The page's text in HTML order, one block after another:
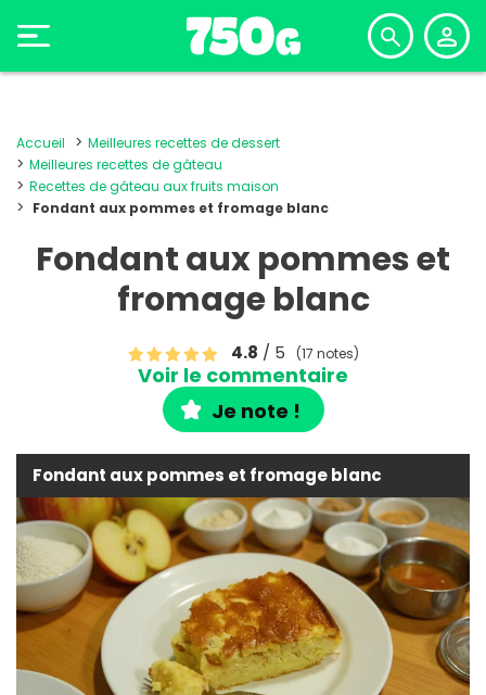
Accueil
Meilleures recettes de dessert
Meilleures recettes de gâteau
Recettes de gâteau aux fruits maison
Fondant aux pommes et fromage blanc
Fondant aux pommes et
fromage blanc
4.8 / 5 (17 notes)
Voir le commentaire
Je note !
Fondant aux pommes et fromage blanc